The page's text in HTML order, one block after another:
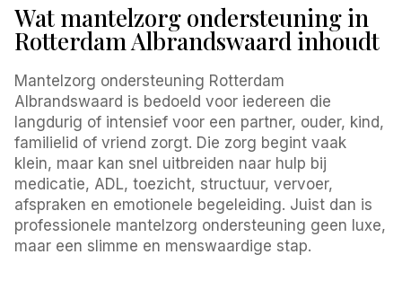
Wat mantelzorg ondersteuning in
Rotterdam Albrandswaard inhoudt
Mantelzorg ondersteuning Rotterdam
Albrandswaard is bedoeld voor iedereen die
langdurig of intensief voor een partner, ouder, kind,
familielid of vriend zorgt. Die zorg begint vaak
klein, maar kan snel uitbreiden naar hulp bij
medicatie, ADL, toezicht, structuur, vervoer,
afspraken en emotionele begeleiding. Juist dan is
professionele mantelzorg ondersteuning geen luxe,
maar een slimme en menswaardige stap.